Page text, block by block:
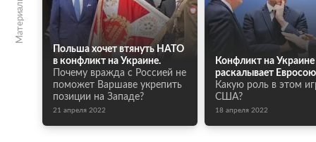
Польша хочет втянуть НАТО
в конфликт на Украине.
Почему вражда с Россией не
поможет Варшаве укрепить
позиции на Западе?
21 апреля 2022
Конфликт на Украине
раскалывает
Какую роль в этом
США?
18 апреля 2022